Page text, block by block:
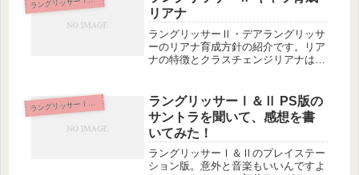
リアナ
ラングリッサーⅡ・デアラングリッサ
ーのリアナ育成方針の紹介です。リア
ナの特徴とクラスチェンジリアナはス
ルートで仲間になります。光の軍勢の
場合は、ステージ13まで仲間になった
後...
ラ
ングリッサーⅠ＆Ⅱ
ラングリッサーⅠ＆Ⅱ PS版の
サントラを聞いて、感想を書
いてみた！
ラングリッサーⅠ＆Ⅱのプレイステー
ション版。意外と音楽もいいんですよ